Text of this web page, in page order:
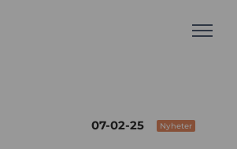
07-02-25 Nyheter